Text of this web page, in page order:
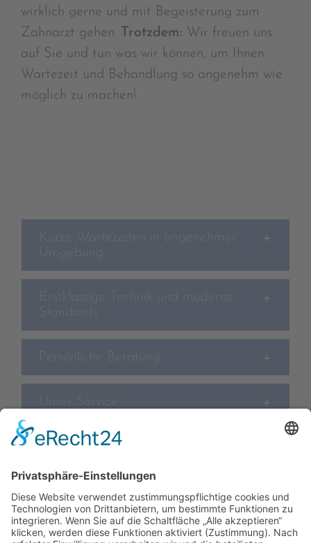
wirklich gerne und mit Begeisterung zum
Zahnarzt gehen. Trotzdem: Wir freuen uns
auf Sie und tun was wir können, um Ihnen
Wartezeit und Behandlung so angenehm wie
möglich zu machen!
Kurze Wartezeiten in angenehmer
Umgebung
Erstklassige Technik und moderne
Standards
Persönliche Beratung
Unser Service